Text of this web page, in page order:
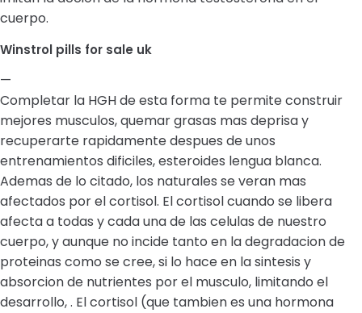
cuerpo.
Winstrol pills for sale uk
—
Completar la HGH de esta forma te permite construir
mejores musculos, quemar grasas mas deprisa y
recuperarte rapidamente despues de unos
entrenamientos dificiles, esteroides lengua blanca.
Ademas de lo citado, los naturales se veran mas
afectados por el cortisol. El cortisol cuando se libera
afecta a todas y cada una de las celulas de nuestro
cuerpo, y aunque no incide tanto en la degradacion de
proteinas como se cree, si lo hace en la sintesis y
absorcion de nutrientes por el musculo, limitando el
desarrollo, . El cortisol (que tambien es una hormona